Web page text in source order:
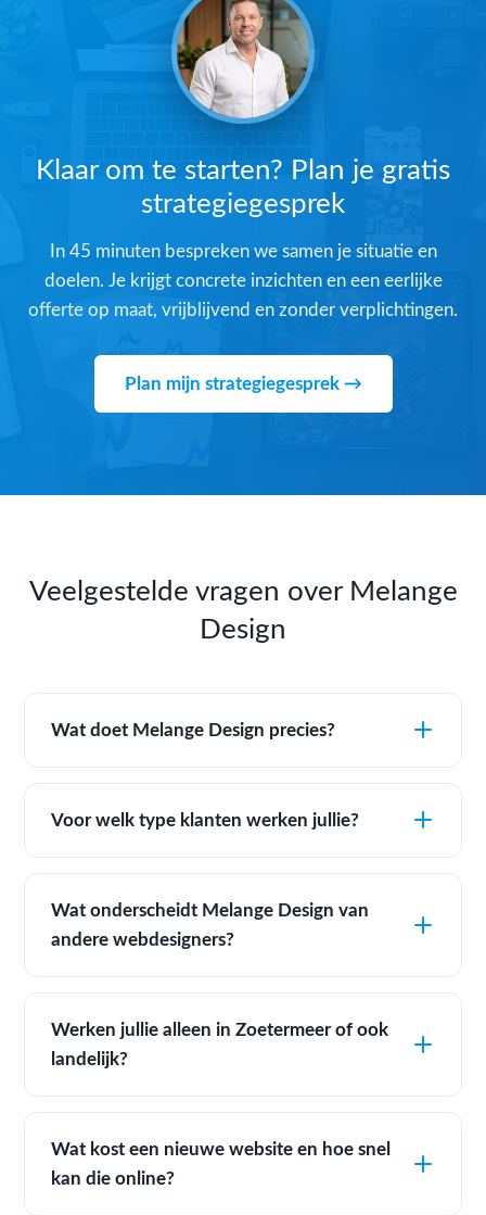
Klaar om te starten? Plan je gratis
strategiegesprek
In 45 minuten bespreken we samen je situatie en
doelen. Je krijgt concrete inzichten en een eerlijke
offerte op maat, vrijblijvend en zonder verplichtingen.
Plan mijn strategiegesprek →
Veelgestelde vragen over Melange
Design
Wat doet Melange Design precies?
Voor welk type klanten werken jullie?
Wat onderscheidt Melange Design van
andere webdesigners?
Werken jullie alleen in Zoetermeer of ook
landelijk?
Wat kost een nieuwe website en hoe snel
kan die online?